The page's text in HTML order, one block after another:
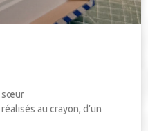
sœur
au crayon, d’un